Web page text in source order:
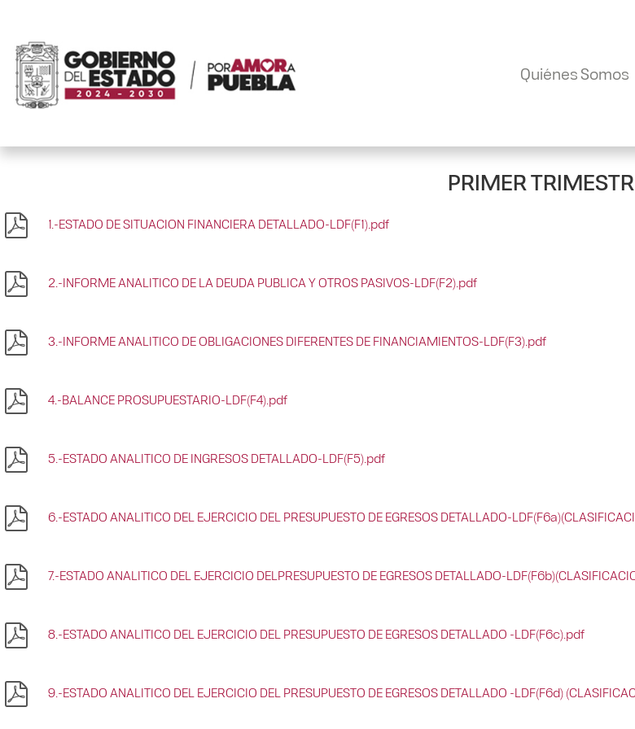
Quiénes Somos
PRIMER
1.-ESTADO DE SITUACION FINANCIERA DETALLADO-LDF(F1).pdf
2.-INFORME ANALITICO DE LA DEUDA PUBLICA Y OTROS PASIVOS-LDF(F2).pdf
3.-INFORME ANALITICO DE OBLIGACIONES DIFERENTES DE FINANCIAMIENTOS-LDF(F3).pdf
4.-BALANCE PROSUPUESTARIO-LDF(F4).pdf
5.-ESTADO ANALITICO DE INGRESOS DETALLADO-LDF(F5).pdf
6.-ESTADO ANALITICO DEL EJERCICIO DEL PRESUPUESTO DE EGRESOS DETALLADO-
7.-ESTADO ANALITICO DEL EJERCICIO DELPRESUPUESTO DE EGRESOS DETALLADO-
8.-ESTADO ANALITICO DEL EJERCICIO DEL PRESUPUESTO DE EGRESOS DETALLADO -LDF(F6c).pdf
9.-ESTADO ANALITICO DEL EJERCICIO DEL PRESUPUESTO DE EGRESOS DETALLADO -LDF(F6d)